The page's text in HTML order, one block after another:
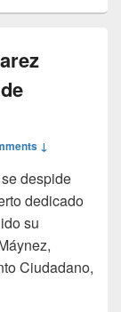
↓
despide
dedicado
su
Ciudadano,
y rap: